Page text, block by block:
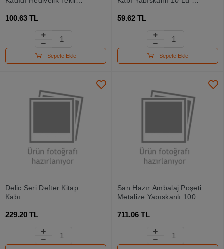
100.63 TL
Sepete Ekle
59.62 TL
Sepete Ekle
Delic Seri Defter Kitap
Kabı
229.20 TL
San Hazır Ambalaj Poşeti
Metalize Yapışkanlı 100
711.06 TL